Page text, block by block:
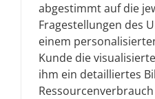
abgestimmt auf die
Fragestellungen des
einem
Kunde die
ihm ein detailliertes